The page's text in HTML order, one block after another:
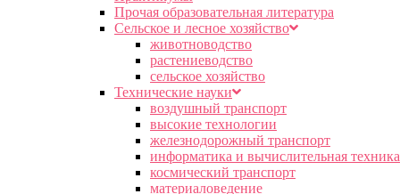
Прочая образовательная литература
Сельское и лесное хозяйство
животноводство
растениеводство
сельское хозяйство
Технические науки
воздушный транспорт
высокие технологии
железнодорожный транспорт
информатика и вычислительная техника
космический транспорт
материаловедение